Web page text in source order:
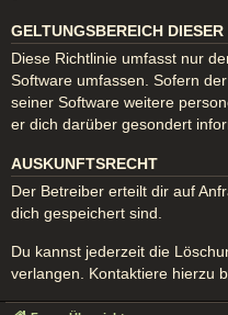
GELTUNGSBEREICH
Diese Richtlinie umfasst nur
Software umfassen. Sofern
seiner Software weitere
er dich darüber gesondert
AUSKUNFTSRECHT
Der Betreiber erteilt dir auf
dich gespeichert sind.
Du kannst jederzeit die
verlangen. Kontaktiere hierzu